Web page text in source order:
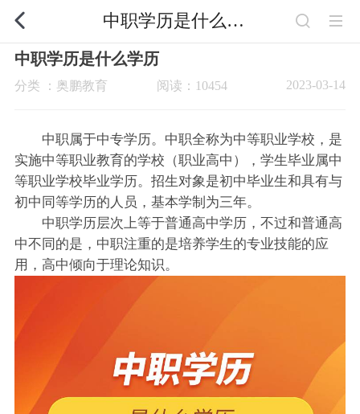
中职学历是什么学历
中职学历是什么学历
分类 ：奥鹏教育 2023-03-14
阅读：10454
中职属于中专学历。中职全称为中等职业学校，是
实施中等职业教育的学校（职业高中），学生毕业属中
等职业学校毕业学历。招生对象是初中毕业生和具有与
初中同等学历的人员，基本学制为三年。
中职学历层次上等于普通高中学历，不过和普通高
中不同的是，中职注重的是培养学生的专业技能的应
用，高中倾向于理论知识。